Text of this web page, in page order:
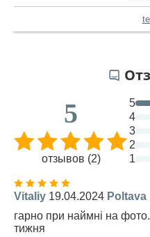
5
отзывов (2)
5
4
3
2
1
Vitaliy 19.04.2024 Poltava
гарно при наймні на
тижня